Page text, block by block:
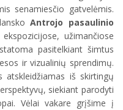
senamiesčio gatvelėmis.
Antrojo pasaulinio
užimančiose
pasitelkiant šimtus
ir vizualinių sprendimų.
atskleidžiamas iš skirtingų
siekiant parodyti
Vėlai vakare grįšime į